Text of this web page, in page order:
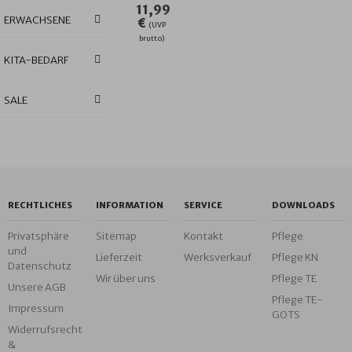
ERWACHSENE
KITA-BEDARF
SALE
11,99
€ (UVP
brutto)
RECHTLICHES
Privatsphäre
und
Datenschutz
Unsere AGB
Impressum
Widerrufsrecht
&
INFORMATION
Sitemap
Lieferzeit
Wir über uns
SERVICE
Kontakt
Werksverkauf
DOWNLOADS
Pflege
Pflege KN
Pflege TE
Pflege TE-
GOTS